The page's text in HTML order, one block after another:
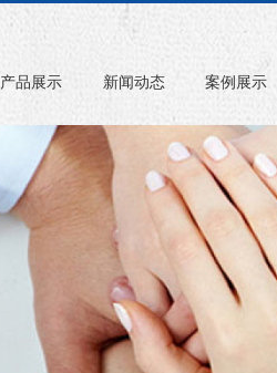
产品展示 新闻动态 案例展示